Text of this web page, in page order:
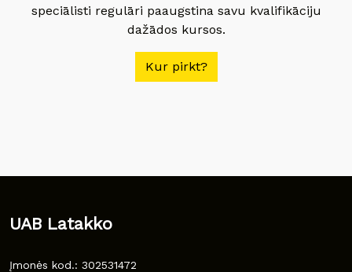
speciālisti regulāri paaugstina savu kvalifikāciju
dažādos kursos.
Kur pirkt?
UAB Latakko
Įmonės kod.: 302531472